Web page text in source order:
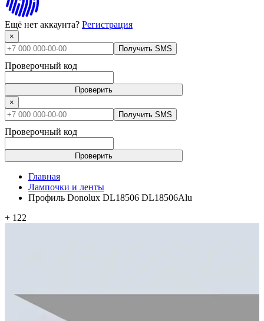
Ещё нет аккаунта? Регистрация
×
Получить SMS
Проверочный код
Проверить
×
Получить SMS
Проверочный код
Проверить
Главная
Лампочки и ленты
Профиль Donolux DL18506 DL18506Alu
+ 122